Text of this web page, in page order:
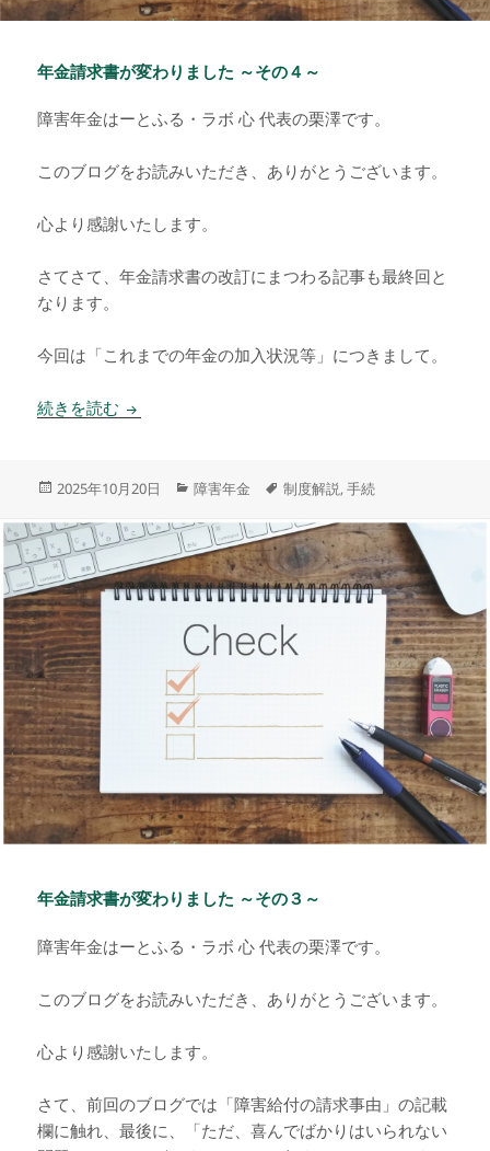
年金請求書が変わりました ～その４～
障害年金はーとふる・ラボ 心 代表の栗澤です。
このブログをお読みいただき、ありがとうございます。
心より感謝いたします。
さてさて、年金請求書の改訂にまつわる記事も最終回と
なります。
今回は「これまでの年金の加入状況等」につきまして。
続きを読む 年金請求書が変わりました ～その４～
投
日:
2025年10月20日
カ
ゴ
リ
ー
障害年金
タ
制度解説,手続
年金請求書が変わりました ～その３～
障害年金はーとふる・ラボ 心 代表の栗澤です。
このブログをお読みいただき、ありがとうございます。
心より感謝いたします。
さて、前回のブログでは「障害給付の請求事由」の記載
欄に触れ、最後に、「ただ、喜んでばかりはいられない